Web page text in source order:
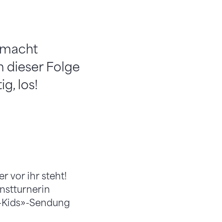
dieser Folge
los!
vor ihr steht!
Sendung